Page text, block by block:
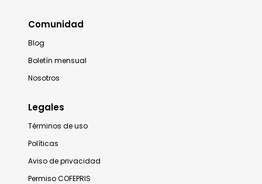
Comunidad
Blog
Boletín mensual
Nosotros
Legales
Términos de uso
Políticas
Aviso de privacidad
Permiso COFEPRIS